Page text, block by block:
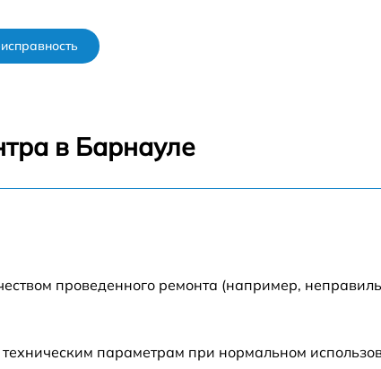
в Барнауле
проведенного ремонта (например,
параметрам при нормальном